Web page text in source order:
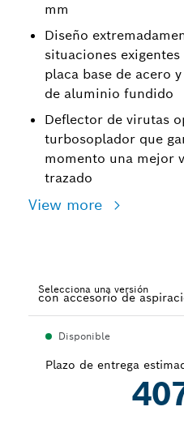
mm
Diseño
situaciones
placa base de acero
de aluminio fundido
Deflector de virutas
turbosoplador que
momento una mejor
trazado
View more
Selecciona una versión
closedDisponible
Plazo de entrega